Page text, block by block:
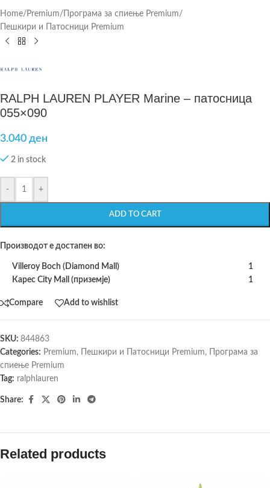
Home/ Premium/ Програма за спиење Premium/
Пешкири и Патосници Premium
RALPH LAUREN PLAYER Marine – патосница
055×090
3.040 ден
2 in stock
- +
ADD TO CART
Производот е достапен во:
Villeroy Boch (Diamond Mall)
1
Карес City Mall (приземје)
1
Compare Add to wishlist
SKU: 844863
Categories: Premium, Пешкири и Патосници Premium,
Програма за
спиење Premium
Tag: ralphlauren
Share:
Related products